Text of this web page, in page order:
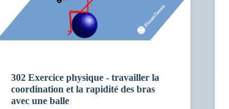
302 Exercice physique - travailler la
coordination et la rapidité des bras
avec une balle